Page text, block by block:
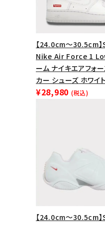
【24.0cm～30.5cm
Nike Air Force 1
ーム ナイキエアフォ
カー シューズ ホワイト
¥28,980 (税込)
【24.0cm～30.5cm